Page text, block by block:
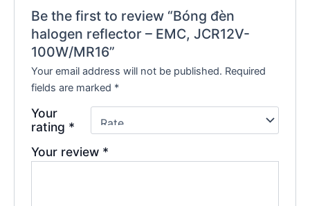
Be the first to review “Bóng đèn
halogen reflector – EMC, JCR12V-
100W/MR16”
Your email address will not be published. Required
fields are marked *
Your
rating *
Your review *